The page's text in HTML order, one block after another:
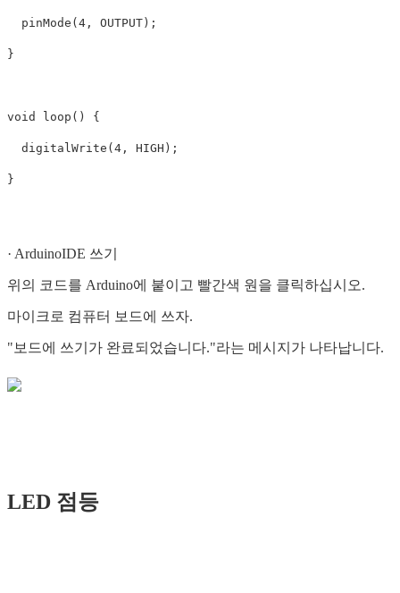
  pinMode(4, OUTPUT);
}
void loop() {
  digitalWrite(4, HIGH);
· ArduinoIDE 쓰기
위의 코드를 Arduino에 붙이고 빨간색 원을 클릭하십시오.
마이크로 컴퓨터 보드에 쓰자.
"보드에 쓰기가 완료되었습니다."라는 메시지가 나타납니다.
LED 점등